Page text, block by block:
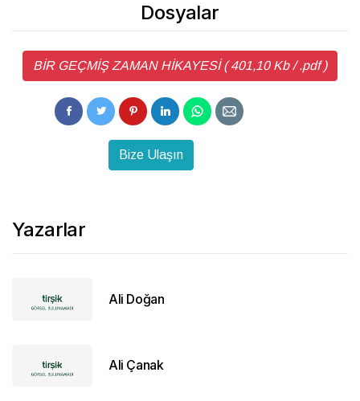
Dosyalar
BİR GEÇMİŞ ZAMAN HİKAYESİ ( 401,10 Kb / .pdf )
Bize Ulaşın
Yazarlar
Ali Doğan
Ali Çanak